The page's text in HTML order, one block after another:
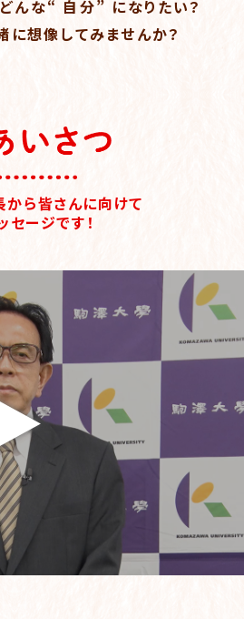
んな“ 自分” になりたい？
想像してみませんか？
ら皆さんに向けて
セージです！